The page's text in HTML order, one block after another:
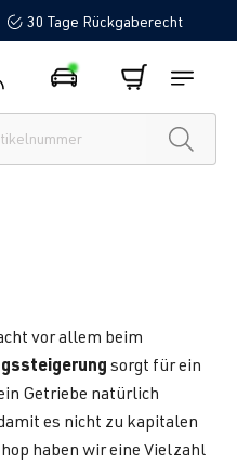
30 Tage Rückgaberecht
vor allem beim
sorgt für ein
Getriebe natürlich
es nicht zu kapitalen
haben wir eine Vielzahl